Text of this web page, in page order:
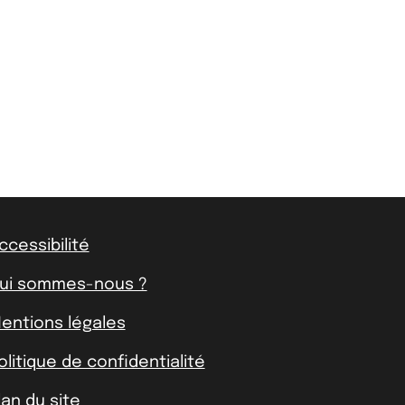
sommes-nous ?
légales
de confidentialité
du site